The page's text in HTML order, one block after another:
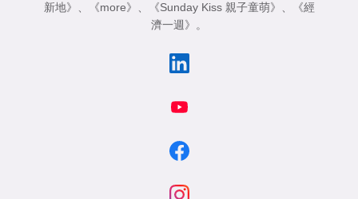
新地》
《more》 《Sunday Kiss 親子童萌》
《經
濟一週》
。